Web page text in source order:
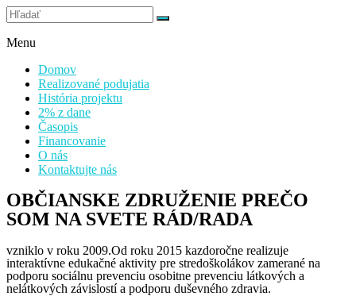
Prečo som na svete rád / rada
Stránky občianskeho združenia
Menu
Domov
Realizované podujatia
História projektu
2% z dane
Časopis
Financovanie
O nás
Kontaktujte nás
OBČIANSKE ZDRUŽENIE PREČO
SOM NA SVETE RÁD/RADA
vzniklo v roku 2009.Od roku 2015 kazdoročne realizuje
interaktívne edukačné aktivity pre stredoškolákov zamerané na
podporu sociálnu prevenciu osobitne prevenciu látkových a
nelátkových závislostí a podporu duševného zdravia.